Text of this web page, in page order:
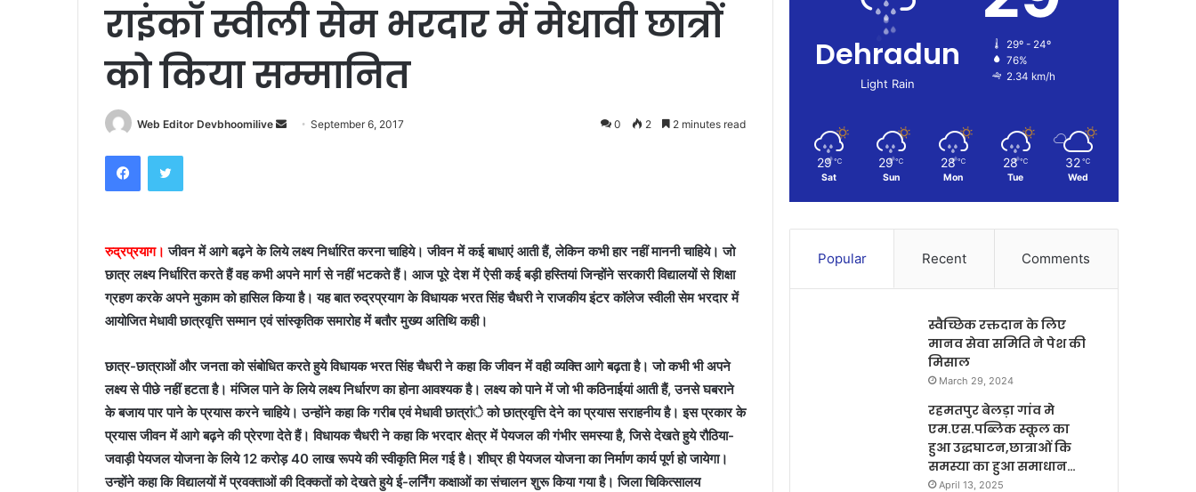
राइंकाॅ स्वीली सेम भरदार में मेधावी छात्रों
को किया सम्मानित
Web Editor Devbhoomilive
SendSeptember 6, 2017 0 2 2 minutes read
FacebookTwitter
रुद्रप्रयाग। जीवन में आगे बढ़ने के लिये लक्ष्य निर्धारित करना चाहिये। जीवन में कई बाधाएं आती हैं, लेकिन कभी हार नहीं माननी चाहिये। जो
छात्र लक्ष्य निर्धारित करते हैं वह कभी अपने मार्ग से नहीं भटकते हैं। आज पूरे देश में ऐसी कई बड़ी हस्तियां जिन्होंने सरकारी विद्यालयों से शिक्षा
ग्रहण करके अपने मुकाम को हासिल किया है। यह बात रुद्रप्रयाग के विधायक भरत सिंह चैधरी ने राजकीय इंटर काॅलेज स्वीली सेम भरदार में
आयोजित मेधावी छात्रवृत्ति सम्मान एवं सांस्कृतिक समारोह में बतौर मुख्य अतिथि कही।
छात्र-छात्राओं और जनता को संबोधित करते हुये विधायक भरत सिंह चैधरी ने कहा कि जीवन में वही व्यक्ति आगे बढ़ता है। जो कभी भी अपने
लक्ष्य से पीछे नहीं हटता है। मंजिल पाने के लिये लक्ष्य निर्धारण का होना आवश्यक है। लक्ष्य को पाने में जो भी कठिनाईयां आती हैं, उनसे घबराने
के बजाय पार पाने के प्रयास करने चाहिये। उन्होंने कहा कि गरीब एवं मेधावी छात्रांे को छात्रवृत्ति देने का प्रयास सराहनीय है। इस प्रकार के
प्रयास जीवन में आगे बढ़ने की प्रेरणा देते हैं। विधायक चैधरी ने कहा कि भरदार क्षेत्र में पेयजल की गंभीर समस्या है, जिसे देखते हुये रौठिया-
जवाड़ी पेयजल योजना के लिये 12 करोड़ 40 लाख रूपये की स्वीकृति मिल गई है। शीघ्र ही पेयजल योजना का निर्माण कार्य पूर्ण हो जायेगा।
उन्होंने कहा कि विद्यालयों में प्रवक्ताओं की दिक्कतों को देखते हुये ई-लर्निंग कक्षाओं का संचालन शुरू किया गया है। जिला चिकित्सालय
Dehradun
Light Rain
29º - 24º
76%
2.34 km/h
29 ℃
Sat
29 ℃
Sun
28 ℃
Mon
28 ℃
Tue
32 ℃
Wed
Popular Recent Comments
स्वैच्छिक रक्तदान के लिए
मानव सेवा समिति ने पेश की
मिसाल
March 29, 2024
रहमतपुर बेलड़ा गांव मे
एम.एस.पब्लिक स्कूल का
हुआ उद्धघाटन,छात्राओं कि
समस्या का हुआ समाधान…
April 13, 2025